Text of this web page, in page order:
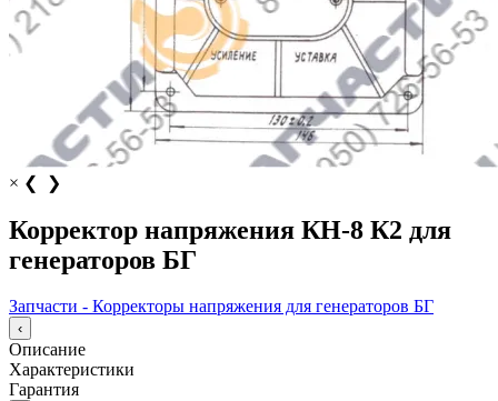
× ❮ ❯
Корректор напряжения КН-8 К2 для
генераторов БГ
Запчасти - Корректоры напряжения для генераторов БГ
‹
Описание
Характеристики
Гарантия